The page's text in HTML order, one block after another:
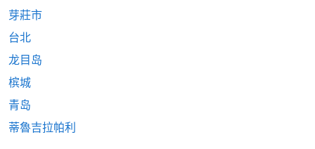
芽莊市
台北
龙目岛
槟城
青岛
蒂魯吉拉帕利